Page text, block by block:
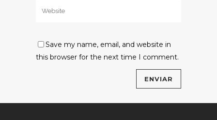
Save my name, email, and website in
this browser for the next time I comment.